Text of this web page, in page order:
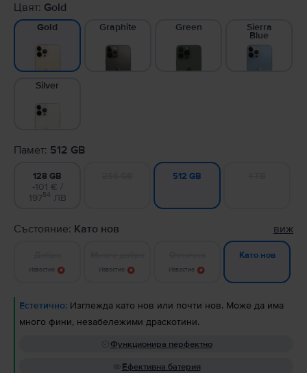
Цвят: Gold
Gold Graphite Green Sierra
Blue
Silver
Памет: 512 GB
128 GB
-101 € /
19754 ЛВ
512 GB
Състояние: Като нов виж
Известие Известие Известие
Като нов
Естетично: Изглежда като нов или почти нов. Може да има
много фини, незабележими драскотини.
Функционира перфектно
Ефективна батерия